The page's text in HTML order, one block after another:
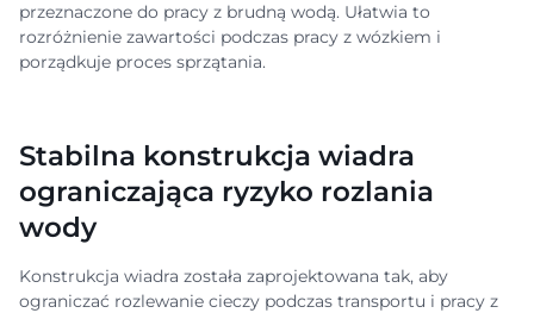
przeznaczone do pracy z brudną wodą. Ułatwia to
rozróżnienie zawartości podczas pracy z wózkiem i
porządkuje proces sprzątania.
Stabilna konstrukcja wiadra
ograniczająca ryzyko rozlania
wody
Konstrukcja wiadra została zaprojektowana tak, aby
ograniczać rozlewanie cieczy podczas transportu i pracy z